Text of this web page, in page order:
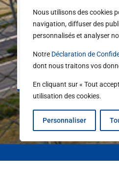
Nous utilisons des cookies
navigation, diffuser des
personnalisés et analyser
Notre Déclaration de
dont nous traitons vos
En cliquant sur « Tout
utilisation des cookies.
Personnaliser
Samedi
Dimanche
Veille de jour férié